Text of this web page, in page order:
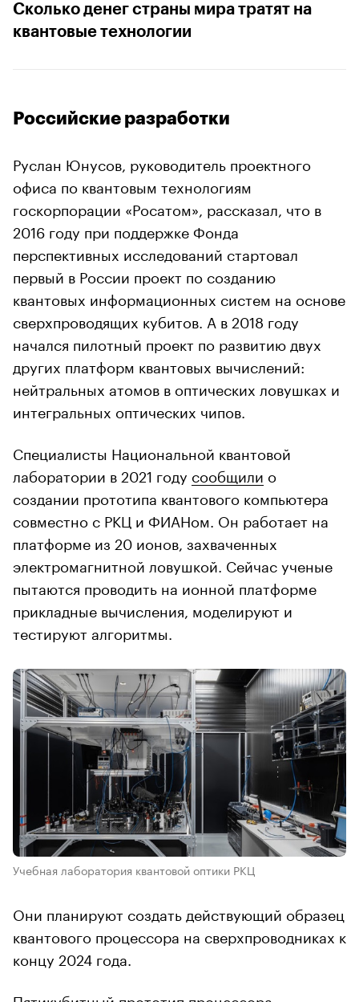
Сколько денег страны мира тратят на
квантовые технологии
Российские разработки
Руслан Юнусов, руководитель проектного
офиса по квантовым технологиям
госкорпорации «Росатом», рассказал, что в
2016 году при поддержке Фонда
перспективных исследований стартовал
первый в России проект по созданию
квантовых информационных систем на основе
сверхпроводящих кубитов. А в 2018 году
начался пилотный проект по развитию двух
других платформ квантовых вычислений:
нейтральных атомов в оптических ловушках и
интегральных оптических чипов.
Специалисты Национальной квантовой
лаборатории в 2021 году сообщили о
создании прототипа квантового компьютера
совместно с РКЦ и ФИАНом. Он работает на
платформе из 20 ионов, захваченных
электромагнитной ловушкой. Сейчас ученые
пытаются проводить на ионной платформе
прикладные вычисления, моделируют и
тестируют алгоритмы.
Учебная лаборатория квантовой оптики РКЦ
Они планируют создать действующий образец
квантового процессора на сверхпроводниках к
концу 2024 года.